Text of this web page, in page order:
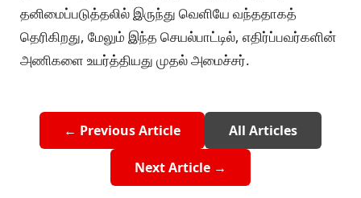
தனிமைப்படுத்தலில் இருந்து வெளியே வந்ததாகத்
தெரிகிறது, மேலும் இந்த செயல்பாட்டில், எதிர்ப்பவர்களின்
அணிகளை உயர்த்தியது முதல் அமைச்சர்.
← Previous Article All Articles
Next Article →